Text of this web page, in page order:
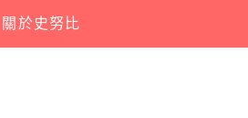
關於史努比